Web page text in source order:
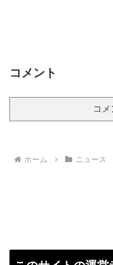
コメント
コ
ホーム ニュース